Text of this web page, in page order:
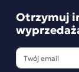
Otrzymuj